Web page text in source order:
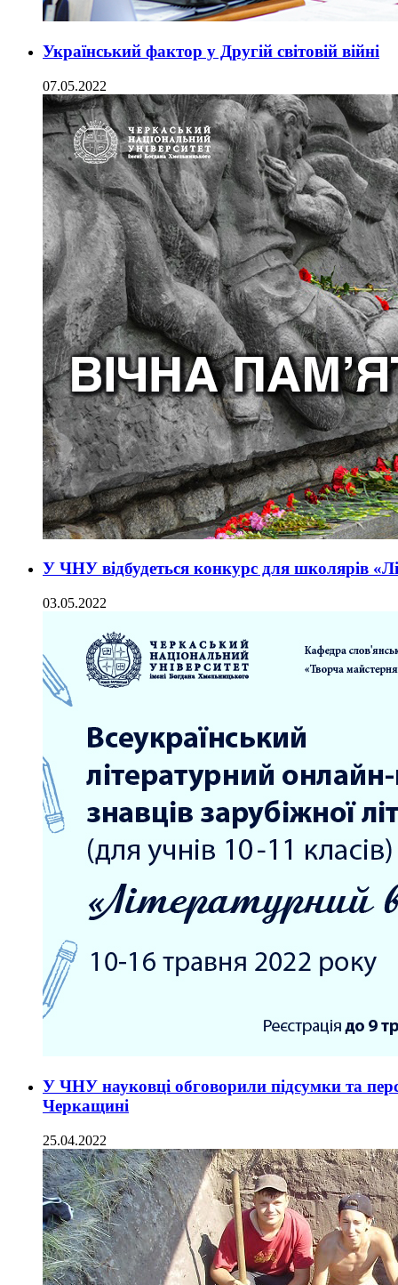
Український фактор у Другій світовій війні
07.05.2022
У ЧНУ відбудеться конкурс для школярів
03.05.2022
У ЧНУ науковці обговорили підсумки та
Черкащині
25.04.2022